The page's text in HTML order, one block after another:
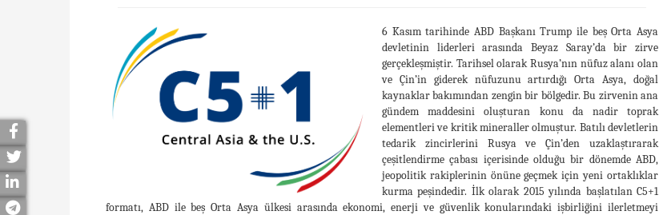
6 Kasım tarihinde ABD Başkanı Trump ile beş Orta Asya
devletinin liderleri arasında Beyaz Saray’da bir zirve
gerçekleşmiştir. Tarihsel olarak Rusya’nın nüfuz alanı olan
ve Çin’in giderek nüfuzunu artırdığı Orta Asya, doğal
kaynaklar bakımından zengin bir bölgedir. Bu zirvenin ana
gündem maddesini oluşturan konu da nadir toprak
elementleri ve kritik mineraller olmuştur. Batılı devletlerin
tedarik zincirlerini Rusya ve Çin’den uzaklaştırarak
çeşitlendirme çabası içerisinde olduğu bir dönemde ABD,
jeopolitik rakiplerinin önüne geçmek için yeni ortaklıklar
kurma peşindedir. İlk olarak 2015 yılında başlatılan C5+1
formatı, ABD ile beş Orta Asya ülkesi arasında ekonomi, enerji ve güvenlik konularındaki işbirliğini ilerletmeyi